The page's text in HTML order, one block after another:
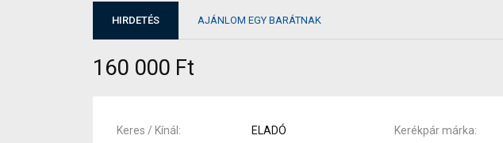
HIRDETÉS AJÁNLOM EGY BARÁTNAK
160 000 Ft
Keres / Kínál ELADÓ Kerékpár márka